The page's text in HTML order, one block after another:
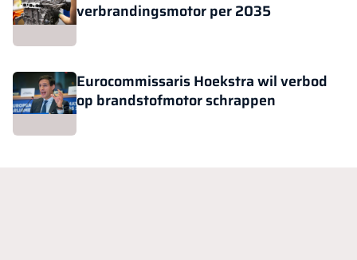
verbrandingsmotor per 2035
Eurocommissaris Hoekstra wil verbod
op brandstofmotor schrappen